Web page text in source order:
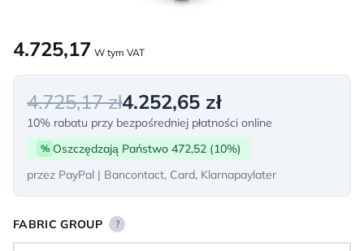
4.725,17 W tym VAT
4.725,17 zł4.252,65 zł
10% rabatu przy bezpośredniej płatności online
% Oszczędzają Państwo 472,52 (10%)
przez PayPal | Bancontact, Card, Klarnapaylater
FABRIC GROUP ?